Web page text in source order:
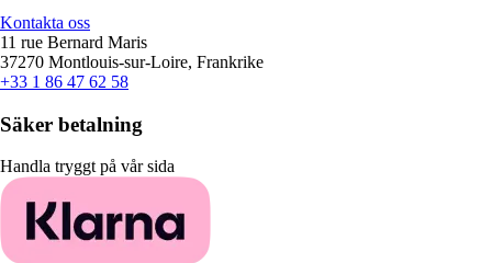
Kontakta oss
11 rue Bernard Maris
37270 Montlouis-sur-Loire, Frankrike
+33 1 86 47 62 58
Säker betalning
Handla tryggt på vår sida